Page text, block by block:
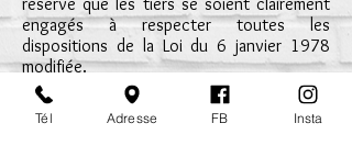
engagés à respecter toutes les
dispositions de la Loi du 6 janvier 1978
modifiée.
En application de la loi, toute personne
ayant transmis des données à caractère
Tél Adresse FB Insta